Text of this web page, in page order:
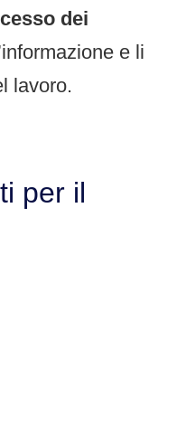
dei
e li
lavoro.
per il